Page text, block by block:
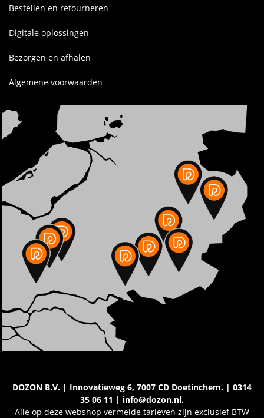
Bestellen en retourneren
Digitale oplossingen
Bezorgen en afhalen
Algemene voorwaarden
DOZON B.V. | Innovatieweg 6, 7007 CD Doetinchem. | 0314
35 06 11 | info@dozon.nl.
Alle op deze webshop vermelde tarieven zijn exclusief BTW